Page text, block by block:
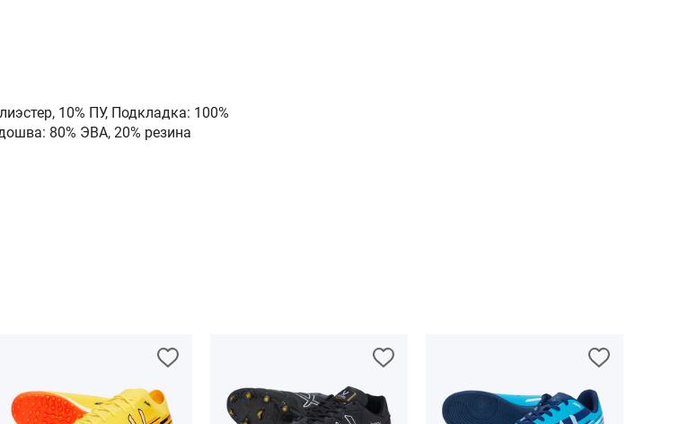
10% ПУ, Подкладка: 100%
80% ЭВА, 20% резина